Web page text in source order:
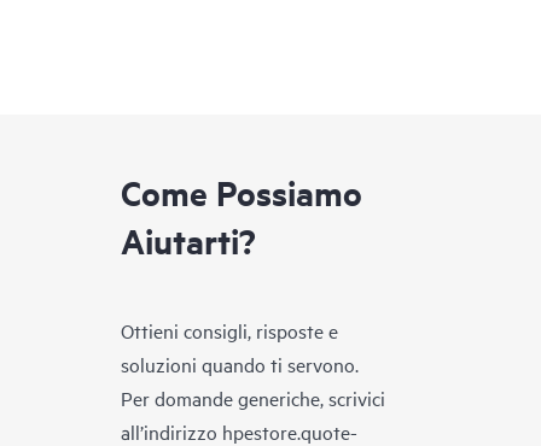
Come Possiamo
Aiutarti?
Ottieni consigli, risposte e
soluzioni quando ti servono.
Per domande generiche, scrivici
all’indirizzo hpestore.quote-